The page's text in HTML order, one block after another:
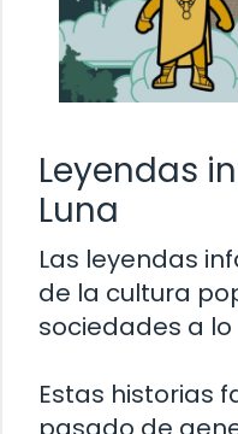
Leyendas
Luna
Las leyendas
de la cultura
sociedades a
Estas historias